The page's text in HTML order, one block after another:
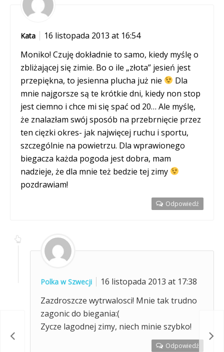
Kata
16 listopada 2013 at 16:54
Moniko! Czuję dokładnie to samo, kiedy myślę o
zbliżającej się zimie. Bo o ile „złota” jesień jest
przepiękna, to jesienna plucha już nie
Dla
mnie najgorsze są te krótkie dni, kiedy non stop
jest ciemno i chce mi się spać od 20… Ale myślę,
że znalazłam swój sposób na przebrnięcie przez
ten cięzki okres- jak najwięcej ruchu i sportu,
szczególnie na powietrzu. Dla wprawionego
biegacza każda pogoda jest dobra, mam
nadzieje, że dla mnie też bedzie tej zimy
pozdrawiam!
Odpowiedź
Polka w Szwecji
16 listopada 2013 at 17:38
Zazdroszcze wytrwalosci! Mnie tak trudno
zagonic do biegania:(
Zycze lagodnej zimy, niech minie szybko!
Odpowiedź